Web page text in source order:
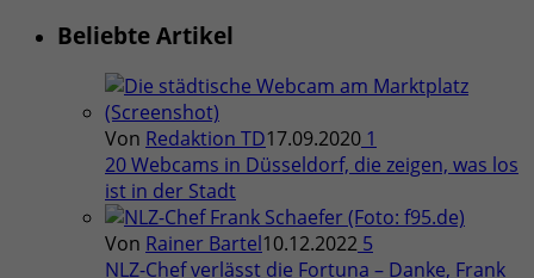
Beliebte Artikel
Von Redaktion TD17.09.2020 1
20 Webcams in Düsseldorf, die zeigen, was los
ist in der Stadt
Von Rainer Bartel10.12.2022 5
NLZ-Chef verlässt die Fortuna – Danke, Frank